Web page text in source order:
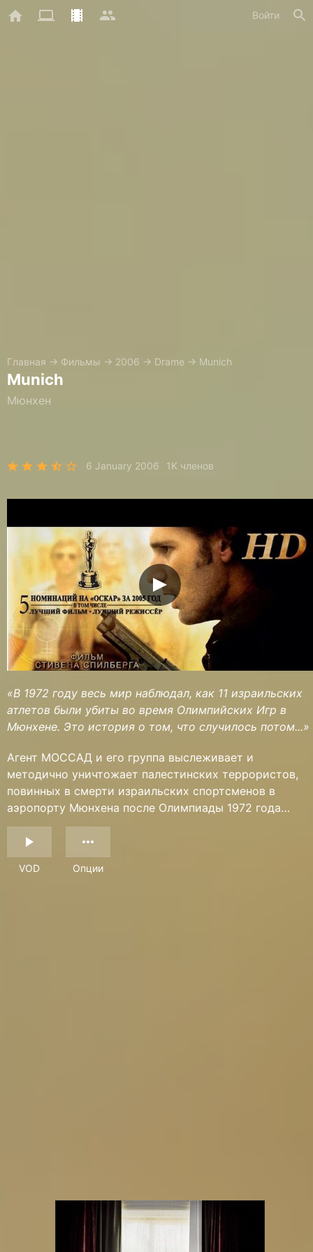
Войти
Главная → Фильмы → 2006 → Drame → Munich
Munich
Мюнхен
6 January 2006 1K членов
«В 1972 году весь мир наблюдал, как 11 израильских
атлетов были убиты во время Олимпийских Игр в
Мюнхене. Это история о том, что случилось потом...»
Агент МОССАД и его группа выслеживает и
методично уничтожает палестинских террористов,
повинных в смерти израильских спортсменов в
аэропорту Мюнхена после Олимпиады 1972 года…
VOD Опции